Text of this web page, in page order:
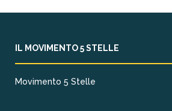
IL MOVIMENTO 5 STELLE
Movimento 5 Stelle